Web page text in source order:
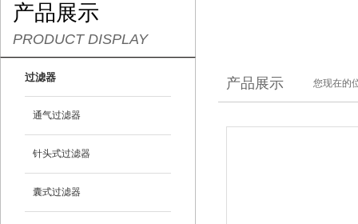
产品展示
PRODUCT DISPLAY
过滤器
通气过滤器
针头式过滤器
囊式过滤器
产品展示 您现在的